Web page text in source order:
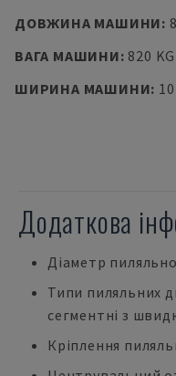
ДОВЖИНА МАШИНИ:
ВАГА МАШИНИ: 820 KG
ШИРИНА МАШИНИ:
Додаткова
Діаметр
Типи пиляльних
сегментні з
Кріплення